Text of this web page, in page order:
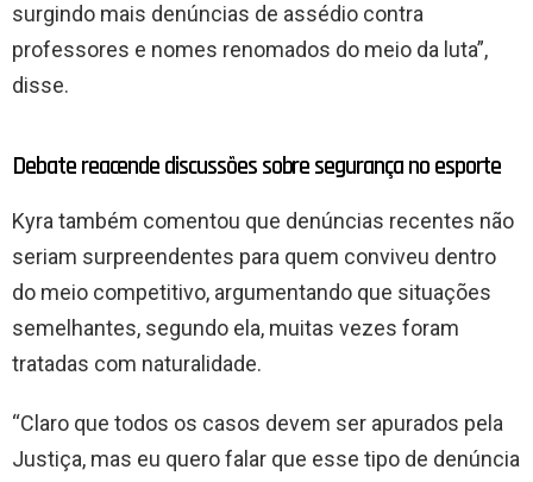
surgindo mais denúncias de assédio contra
professores e nomes renomados do meio da luta”,
disse.
Debate reacende discussões sobre segurança no esporte
Kyra também comentou que denúncias recentes não
seriam surpreendentes para quem conviveu dentro
do meio competitivo, argumentando que situações
semelhantes, segundo ela, muitas vezes foram
tratadas com naturalidade.
“Claro que todos os casos devem ser apurados pela
Justiça, mas eu quero falar que esse tipo de denúncia